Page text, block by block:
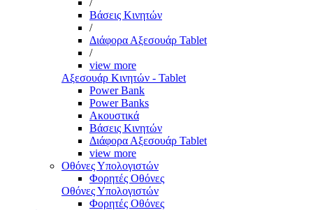
/
Βάσεις Κινητών
/
Διάφορα Αξεσουάρ Tablet
/
view more
Αξεσουάρ Κινητών - Tablet
Power Bank
Power Banks
Ακουστικά
Βάσεις Κινητών
Διάφορα Αξεσουάρ Tablet
view more
Οθόνες Υπολογιστών
Φορητές Οθόνες
Οθόνες Υπολογιστών
Φορητές Οθόνες